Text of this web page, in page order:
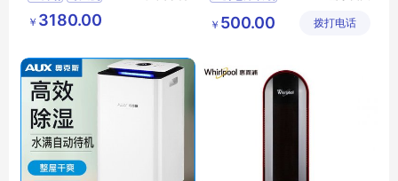
￥ 3180.00
有限公司
￥ 500.00 拨打电话